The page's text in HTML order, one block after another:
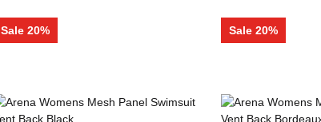
Sale 20% Sale 20%